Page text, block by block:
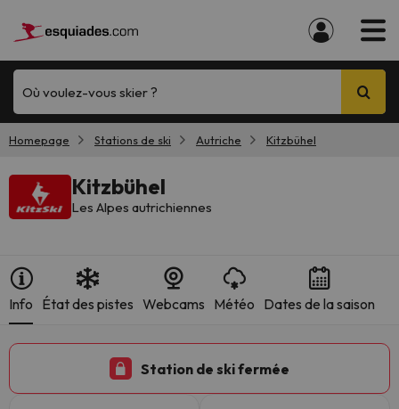
Où voulez-vous skier ?
Homepage Stations de ski Autriche Kitzbühel
Kitzbühel
Les Alpes autrichiennes
Info État des pistes Webcams Météo Dates de la saison
Station de ski fermée